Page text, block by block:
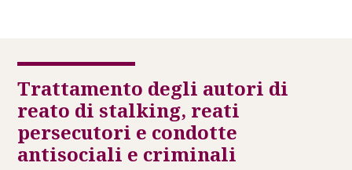
Trattamento degli autori di
reato di stalking, reati
persecutori e condotte
antisociali e criminali